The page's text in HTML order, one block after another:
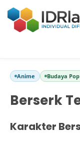
Anime Budaya Pop
Berserk
Karakter